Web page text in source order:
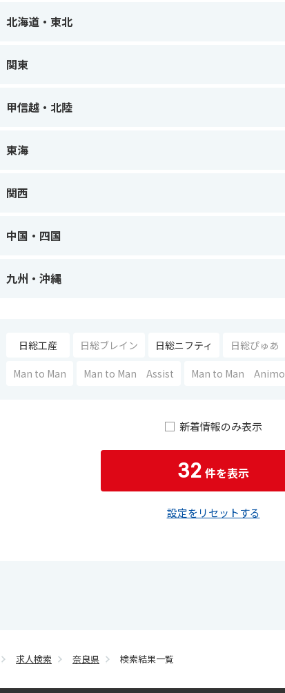
北海道・東北
関東
甲信越・北陸
東海
関西
中国・四国
九州・沖縄
日総工産 日総ブレイン 日総ニフティ 日総ぴゅあ
Man to Man Man to Man Assist Man to Man Animo
新着情報のみ表示
32 件を表示
設定をリセットする
求人検索 奈良県 検索結果一覧